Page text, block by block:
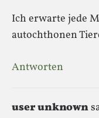
Ich erwarte jede
autochthonen
Antworten
user unknown